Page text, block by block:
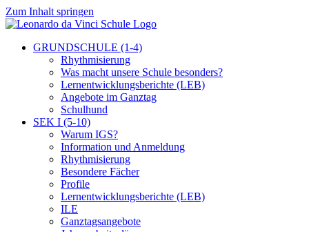
Zum Inhalt springen
GRUNDSCHULE (1-4)
Rhythmisierung
Was macht unsere Schule besonders?
Lernentwicklungsberichte (LEB)
Angebote im Ganztag
Schulhund
SEK I (5-10)
Warum IGS?
Information und Anmeldung
Rhythmisierung
Besondere Fächer
Profile
Lernentwicklungsberichte (LEB)
ILE
Ganztagsangebote